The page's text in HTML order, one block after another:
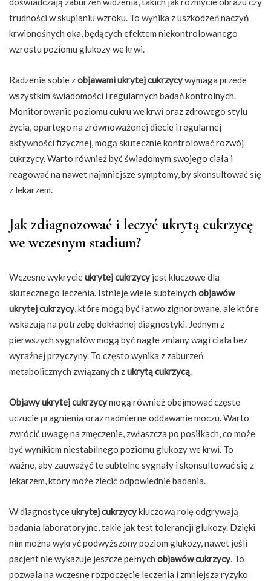
trudności w skupianiu wzroku. To wynika z uszkodzeń naczyń
krwionośnych oka, będących efektem niekontrolowanego
wzrostu poziomu glukozy we krwi.
Radzenie sobie zobjawami ukrytej cukrzycywymaga przede
wszystkim świadomości i regularnych badań kontrolnych.
Monitorowanie poziomu cukru we krwi oraz zdrowego stylu
życia, opartego na zrównoważonej diecie i regularnej
aktywności fizycznej, mogą skutecznie kontrolować rozwój
cukrzycy. Warto również być świadomym swojego ciała i
reagować na nawet najmniejsze symptomy, by skonsultować się
z lekarzem.
Jak zdiagnozować i leczyć ukrytą cukrzycę
we wczesnym stadium?
Wczesne wykrycieukrytej cukrzycyjest kluczowe dla
skutecznego leczenia. Istnieje wiele subtelnych objawów
ukrytej cukrzycy, które mogą być łatwo zignorowane, ale które
wskazują na potrzebę dokładnej diagnostyki. Jednym z
pierwszych sygnałów mogą być nagłe zmiany wagi ciała bez
wyraźnej przyczyny. To często wynika z zaburzeń
metabolicznych związanych zukrytą cukrzycą.
Objawy ukrytej cukrzycymogą również obejmować częste
uczucie pragnienia oraz nadmierne oddawanie moczu. Warto
zwrócić uwagę na zmęczenie, zwłaszcza po posiłkach, co może
być wynikiem niestabilnego poziomu glukozy we krwi. To
ważne, aby zauważyć te subtelne sygnały i skonsultować się z
lekarzem, który może zlecić odpowiednie badania.
W diagnostyceukrytej cukrzycykluczową rolę odgrywają
badania laboratoryjne, takie jak test tolerancji glukozy. Dzięki
nim można wykryć podwyższony poziom glukozy, nawet jeśli
pacjent nie wykazuje jeszcze pełnych objawów cukrzycy. To
pozwala na wczesne rozpoczęcie leczenia i zmniejsza ryzyko